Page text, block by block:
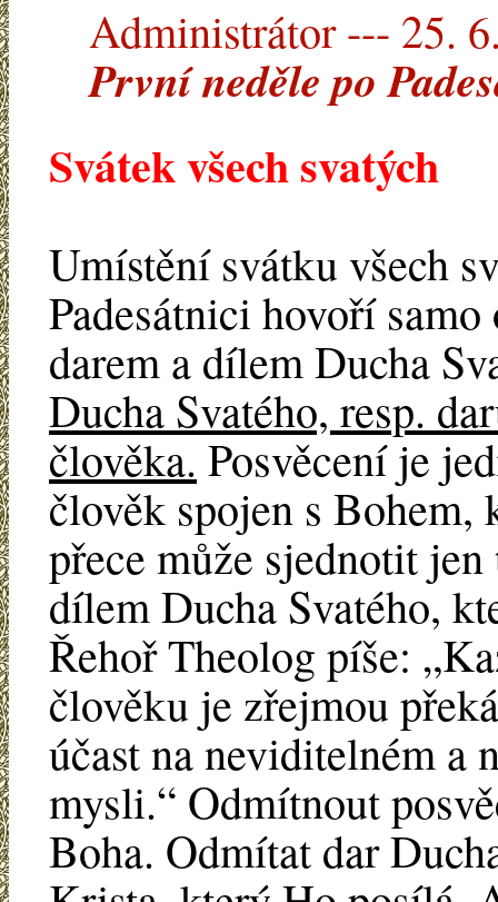
Administrátor --- 25.
První neděle po
Svátek všech svatých
Umístění svátku všech
Padesátnici hovoří
darem a dílem Ducha
Ducha Svatého, resp.
člověka. Posvěcení je
člověk spojen s Bohem,
přece může sjednotit
dílem Ducha Svatého,
Řehoř Theolog píše:
člověku je zřejmou
účast na neviditelném a
mysli.“ Odmítnout
Boha. Odmítat dar